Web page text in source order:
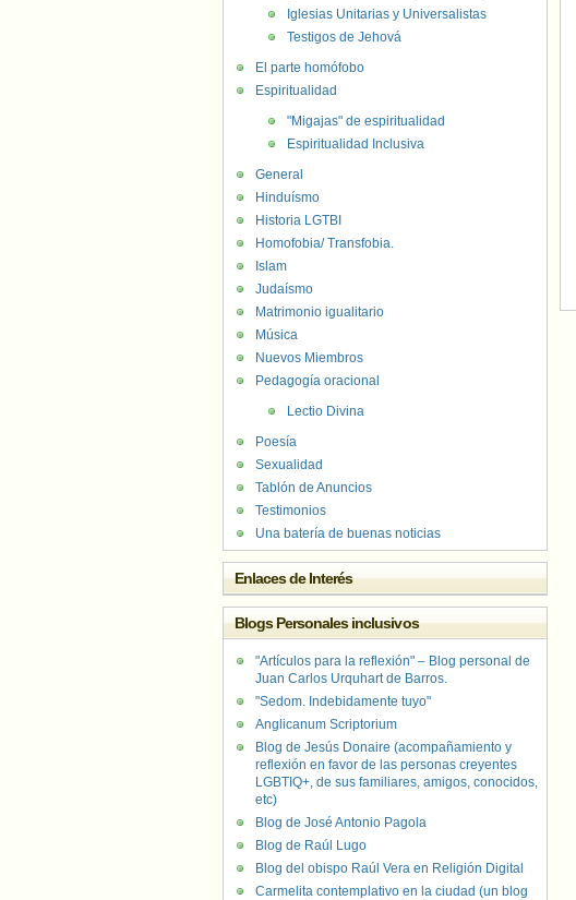
Iglesias Unitarias y Universalistas
Testigos de Jehová
El parte homófobo
Espiritualidad
"Migajas" de espiritualidad
Espiritualidad Inclusiva
General
Hinduísmo
Historia LGTBI
Homofobia/ Transfobia.
Islam
Judaísmo
Matrimonio igualitario
Música
Nuevos Miembros
Pedagogía oracional
Lectio Divina
Poesía
Sexualidad
Tablón de Anuncios
Testimonios
Una batería de buenas noticias
Enlaces de Interés
Blogs Personales inclusivos
"Artículos para la reflexión" – Blog personal de
Juan Carlos Urquhart de Barros.
"Sedom. Indebidamente tuyo"
Anglicanum Scriptorium
Blog de Jesús Donaire (acompañamiento y
reflexión en favor de las personas creyentes
LGBTIQ+, de sus familiares, amigos, conocidos,
etc)
Blog de José Antonio Pagola
Blog de Raúl Lugo
Blog del obispo Raúl Vera en Religión Digital
Carmelita contemplativo en la ciudad (un blog